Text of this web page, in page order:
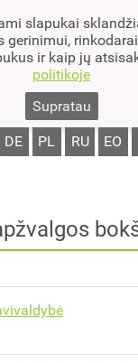
slapukai
gerinimui,
ir kaip jų
politikoje
Supratau
DE PL RU EO